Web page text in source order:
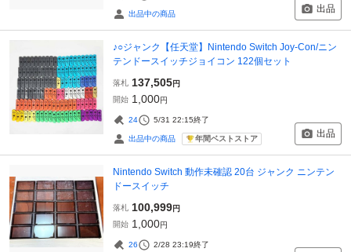
出品中の商品 出品
♪○ジャンク【任天堂】Nintendo Switch Joy-Con/ニン
テンドースイッチジョイコン 122個セット
落札 137,505円
開始 1,000円
24 5/31 22:15終了
出品中の商品 年間ベストストア 出品
Nintendo Switch 動作未確認 20台 ジャンク ニンテン
ドースイッチ
落札 100,999円
開始 1,000円
26 2/28 23:19終了